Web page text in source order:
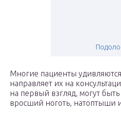
Многие пациенты
направляет их на
на первый взгляд, могут
вросший ноготь, натоптыши